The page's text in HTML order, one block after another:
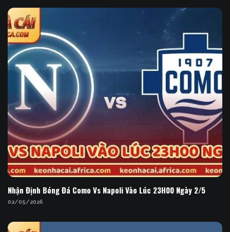
Nhận Định Bóng Đá Como Vs Napoli Vào Lúc 23H00
Ngày 2/5
Nhận Định Bóng Đá Como Vs Napoli Vào Lúc 23H00 Ngày 2/5
02/05/2026